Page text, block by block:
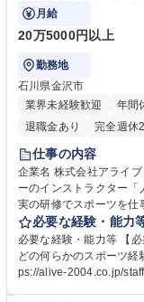
長可能です。
月給
20万5000円以上
勤務地
石川県金沢市
業界未経験歓迎
年間
退職金あり
完全週休
仕事の内容
企業名 株式会社アライブコーポレーショ
ーのインストラクター「人間教
実の研修でスポーツを
ルの運営・指導をお任せ
未経験から教育のプロへ成長可能です。 ■ス
を対象に１クラス約１
営：体験会の企画やチラ
必要な経験・能力
必要な経験・能力等 【
どの何らかのスポーツ経験者 ・短大
ps://alive-2004.co.jp/